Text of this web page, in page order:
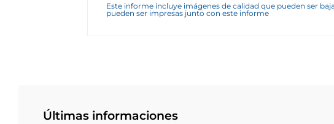
Este informe incluye imágenes de calidad que pueden ser
pueden ser impresas junto con este informe
Últimas informaciones